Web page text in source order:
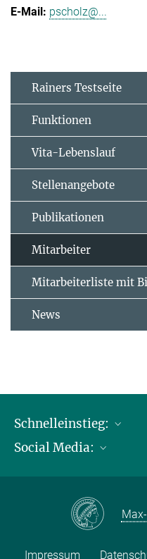
pscholz@...
Rainers Testseite
Funktionen
Vita-Lebenslauf
Stellenangebote
Publikationen
Mitarbeiter
Mitarbeiterliste mit
News
Schnelleinstieg:
Publikationen
Kontakt und
Social Media:
Impressum